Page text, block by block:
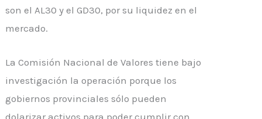
son el AL30 y el GD30, por su liquidez en el
mercado.
La Comisión Nacional de Valores tiene bajo
investigación la operación porque los
gobiernos provinciales sólo pueden
dolarizar activos para poder cumplir con